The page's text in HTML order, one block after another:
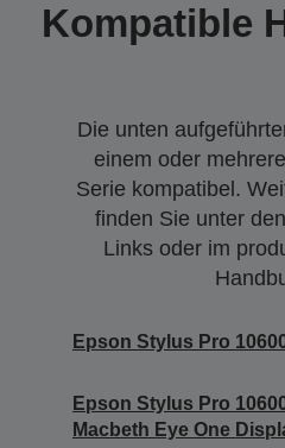
Kompatible
Die unten
einem oder
Serie kompatibel.
finden Sie unter
Links oder im
Epson Stylus Pro
Epson Stylus Pro
Macbeth Eye One